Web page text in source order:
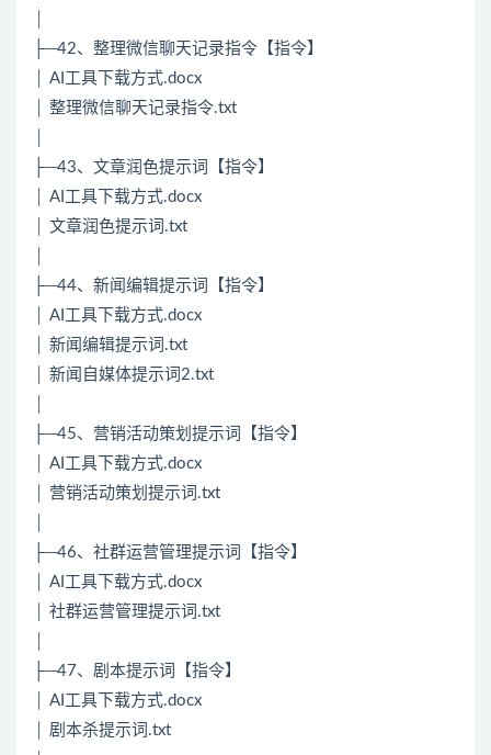
├─42、整理微信聊天记录指令【指令】
│ AI工具下载方式.docx
│ 整理微信聊天记录指令.txt
├─43、文章润色提示词【指令】
│ AI工具下载方式.docx
│ 文章润色提示词.txt
├─44、新闻编辑提示词【指令】
│ AI工具下载方式.docx
│ 新闻编辑提示词.txt
│ 新闻自媒体提示词2.txt
├─45、营销活动策划提示词【指令】
│ AI工具下载方式.docx
│ 营销活动策划提示词.txt
├─46、社群运营管理提示词【指令】
│ AI工具下载方式.docx
│ 社群运营管理提示词.txt
├─47、剧本提示词【指令】
│ AI工具下载方式.docx
│ 剧本杀提示词.txt